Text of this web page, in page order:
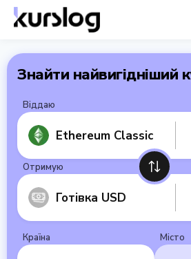
Знайти найвигідніший
Віддаю
Ethereum Classic
Отримую
Готівка USD
Країна Місто